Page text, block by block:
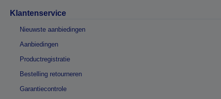
Klantenservice
Nieuwste aanbiedingen
Aanbiedingen
Productregistratie
Bestelling retourneren
Garantiecontrole